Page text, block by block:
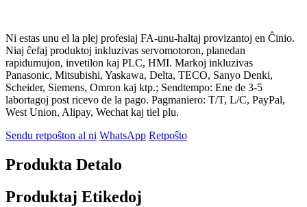
Ni estas unu el la plej profesiaj FA-unu-haltaj provizantoj en Ĉinio.
Niaj ĉefaj produktoj inkluzivas servomotoron, planedan
rapidumujon, invetilon kaj PLC, HMI. Markoj inkluzivas
Panasonic, Mitsubishi, Yaskawa, Delta, TECO, Sanyo Denki,
Scheider, Siemens, Omron kaj ktp.; Sendtempo: Ene de 3-5
labortagoj post ricevo de la pago. Pagmaniero: T/T, L/C, PayPal,
West Union, Alipay, Wechat kaj tiel plu.
Sendu retpoŝton al ni WhatsApp Retpoŝto
Produkta Detalo
Produktaj Etikedoj